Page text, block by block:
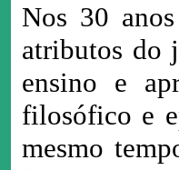
Nos 30
atributos do
ensino e
filosófico e
mesmo